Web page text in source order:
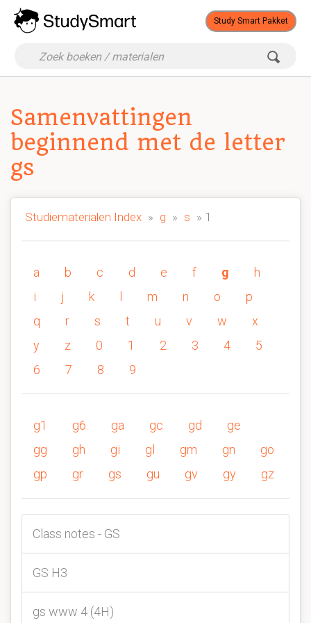
Study Smart Pakket
Samenvattingen
beginnend met de letter
gs
Studiematerialen Index » g » s » 1
a b c d e f g
h
i
j k m n o
p
q
r s t u v w
x
y
z 0 1 2 3 4
5
6
7 8 9
g1 g6 ga gc gd
ge
gg
gh gi gl gm gn
go
gp
gr gs gu gv gy gz
Class notes - GS
GS H3
gs www 4 (4H)